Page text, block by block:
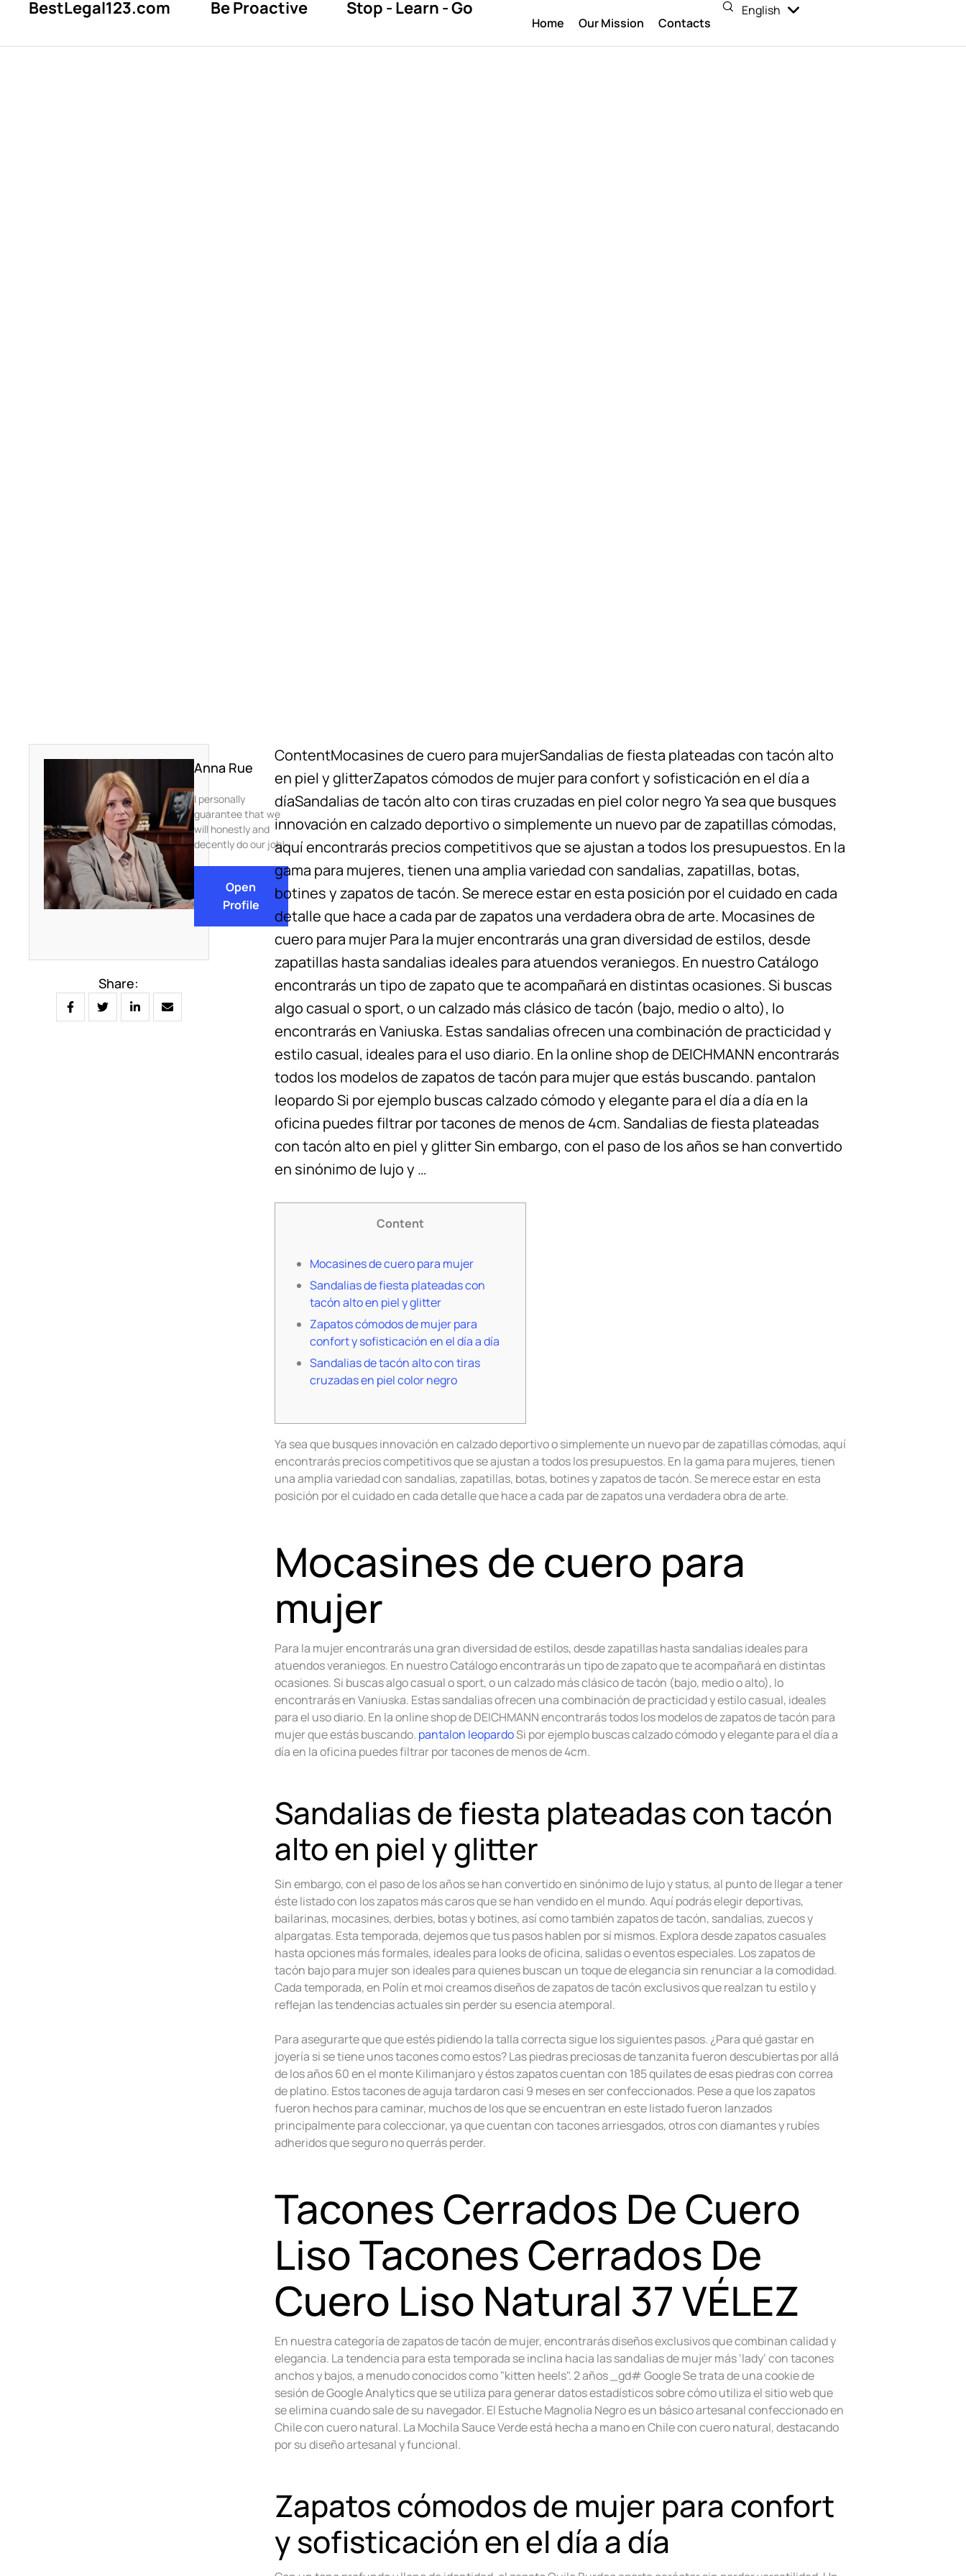
BestLegal123.com Be Proactive Stop - Learn - Go
Home Our Mission Contacts
English
Español
Anna Rue
I personally
guarantee that we
will honestly and
decently do our job!
Open
Profile
Share:
ContentMocasines de cuero para mujerSandalias de fiesta plateadas con tacón alto
en piel y glitterZapatos cómodos de mujer para confort y sofisticación en el día a
díaSandalias de tacón alto con tiras cruzadas en piel color negro Ya sea que busques
innovación en calzado deportivo o simplemente un nuevo par de zapatillas cómodas,
aquí encontrarás precios competitivos que se ajustan a todos los presupuestos. En la
gama para mujeres, tienen una amplia variedad con sandalias, zapatillas, botas,
botines y zapatos de tacón. Se merece estar en esta posición por el cuidado en cada
detalle que hace a cada par de zapatos una verdadera obra de arte. Mocasines de
cuero para mujer Para la mujer encontrarás una gran diversidad de estilos, desde
zapatillas hasta sandalias ideales para atuendos veraniegos. En nuestro Catálogo
encontrarás un tipo de zapato que te acompañará en distintas ocasiones. Si buscas
algo casual o sport, o un calzado más clásico de tacón (bajo, medio o alto), lo
encontrarás en Vaniuska. Estas sandalias ofrecen una combinación de practicidad y
estilo casual, ideales para el uso diario. En la online shop de DEICHMANN encontrarás
todos los modelos de zapatos de tacón para mujer que estás buscando. pantalon
leopardo Si por ejemplo buscas calzado cómodo y elegante para el día a día en la
oficina puedes filtrar por tacones de menos de 4cm. Sandalias de fiesta plateadas
con tacón alto en piel y glitter Sin embargo, con el paso de los años se han convertido
en sinónimo de lujo y …
Content
Mocasines de cuero para mujer
Sandalias de fiesta plateadas con
tacón alto en piel y glitter
Zapatos cómodos de mujer para
confort y sofisticación en el día a día
Sandalias de tacón alto con tiras
cruzadas en piel color negro
Ya sea que busques innovación en calzado deportivo o simplemente un nuevo par de zapatillas cómodas, aquí
encontrarás precios competitivos que se ajustan a todos los presupuestos. En la gama para mujeres, tienen
una amplia variedad con sandalias, zapatillas, botas, botines y zapatos de tacón. Se merece estar en esta
posición por el cuidado en cada detalle que hace a cada par de zapatos una verdadera obra de arte.
Mocasines de cuero para
mujer
Para la mujer encontrarás una gran diversidad de estilos, desde zapatillas hasta sandalias ideales para
atuendos veraniegos. En nuestro Catálogo encontrarás un tipo de zapato que te acompañará en distintas
ocasiones. Si buscas algo casual o sport, o un calzado más clásico de tacón (bajo, medio o alto), lo
encontrarás en Vaniuska. Estas sandalias ofrecen una combinación de practicidad y estilo casual, ideales
para el uso diario. En la online shop de DEICHMANN encontrarás todos los modelos de zapatos de tacón para
mujer que estás buscando. pantalon leopardoSi por ejemplo buscas calzado cómodo y elegante para el día a
día en la oficina puedes filtrar por tacones de menos de 4cm.
Sandalias de fiesta plateadas con tacón
alto en piel y glitter
Sin embargo, con el paso de los años se han convertido en sinónimo de lujo y status, al punto de llegar a tener
éste listado con los zapatos más caros que se han vendido en el mundo. Aquí podrás elegir deportivas,
bailarinas, mocasines, derbies, botas y botines, así como también zapatos de tacón, sandalias, zuecos y
alpargatas. Esta temporada, dejemos que tus pasos hablen por sí mismos. Explora desde zapatos casuales
hasta opciones más formales, ideales para looks de oficina, salidas o eventos especiales. Los zapatos de
tacón bajo para mujer son ideales para quienes buscan un toque de elegancia sin renunciar a la comodidad.
Cada temporada, en Polín et moi creamos diseños de zapatos de tacón exclusivos que realzan tu estilo y
reflejan las tendencias actuales sin perder su esencia atemporal.
Para asegurarte que que estés pidiendo la talla correcta sigue los siguientes pasos. ¿Para qué gastar en
joyería si se tiene unos tacones como estos? Las piedras preciosas de tanzanita fueron descubiertas por allá
de los años 60 en el monte Kilimanjaro y éstos zapatos cuentan con 185 quilates de esas piedras con correa
de platino. Estos tacones de aguja tardaron casi 9 meses en ser confeccionados. Pese a que los zapatos
fueron hechos para caminar, muchos de los que se encuentran en este listado fueron lanzados
principalmente para coleccionar, ya que cuentan con tacones arriesgados, otros con diamantes y rubíes
adheridos que seguro no querrás perder.
Tacones Cerrados De Cuero
Liso Tacones Cerrados De
Cuero Liso Natural 37 VÉLEZ
En nuestra categoría de zapatos de tacón de mujer, encontrarás diseños exclusivos que combinan calidad y
elegancia. La tendencia para esta temporada se inclina hacia las sandalias de mujer más ‘lady’ con tacones
anchos y bajos, a menudo conocidos como "kitten heels". 2 años _gd# Google Se trata de una cookie de
sesión de Google Analytics que se utiliza para generar datos estadísticos sobre cómo utiliza el sitio web que
se elimina cuando sale de su navegador. El Estuche Magnolia Negro es un básico artesanal confeccionado en
Chile con cuero natural. La Mochila Sauce Verde está hecha a mano en Chile con cuero natural, destacando
por su diseño artesanal y funcional.
Zapatos cómodos de mujer para confort
y sofisticación en el día a día